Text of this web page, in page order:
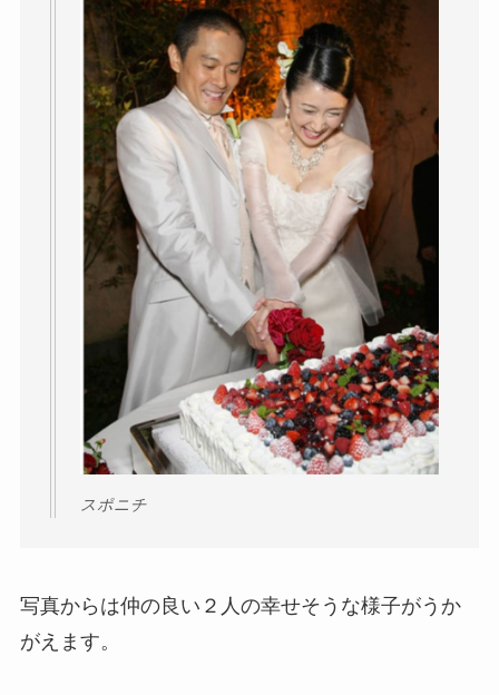
スポニチ
写真からは仲の良い２人の幸せそうな様子がうか
がえます。